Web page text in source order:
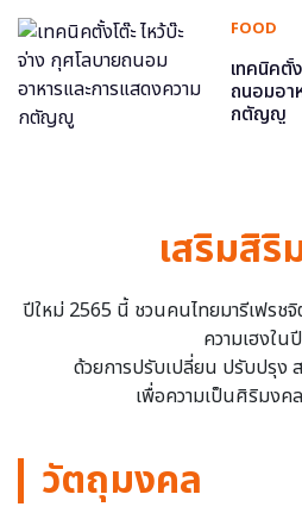
FOOD
เทคนิคตั้
ถนอมอา
กตัญญู
เสริมสิริ
ปีใหม่ 2565 นี้ ชวนคนไทยมารีเฟรช
ความเฮงใน
ด้วยการปรับเปลี่ยน ปรับปรุง
เพื่อความเป็นศิริมงค
วัตถุมงคล